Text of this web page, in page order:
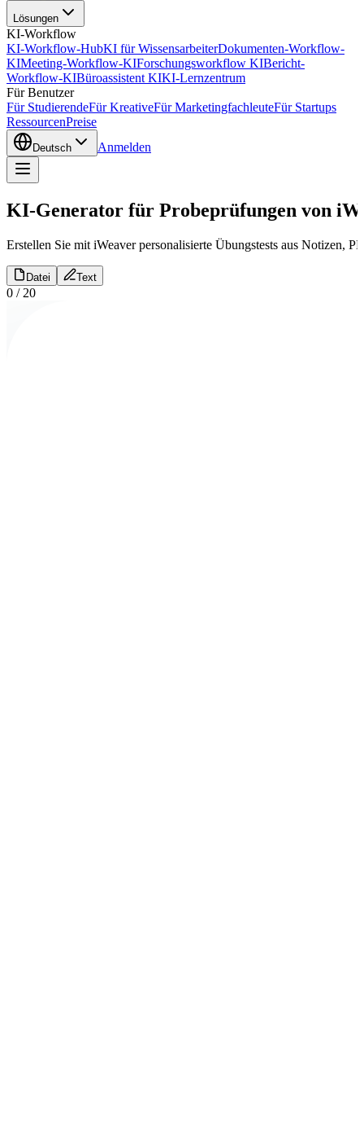
Lösungen
KI-Workflow
KI-Workflow-HubKI für WissensarbeiterDokumenten-Workflow-
KIMeeting-Workflow-KIForschungsworkflow KIBericht-
Workflow-KIBüroassistent KIKI-Lernzentrum
Für Benutzer
Für StudierendeFür KreativeFür MarketingfachleuteFür Startups
RessourcenPreise
Deutsch Anmelden
KI-Generator für Probeprüfungen von
Erstellen Sie mit iWeaver personalisierte Übungstests aus Notizen,
Datei Text
0 / 20